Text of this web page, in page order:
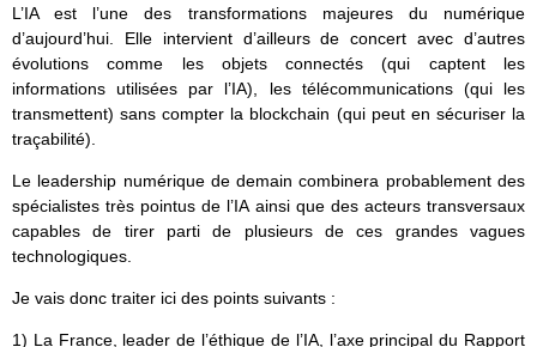
L’IA est l’une des transformations majeures du numérique
d’aujourd’hui. Elle intervient d’ailleurs de concert avec d’autres
évolutions comme les objets connectés (qui captent les
informations utilisées par l’IA), les télécommunications (qui les
transmettent) sans compter la blockchain (qui peut en sécuriser la
traçabilité).
Le leadership numérique de demain combinera probablement des
spécialistes très pointus de l’IA ainsi que des acteurs transversaux
capables de tirer parti de plusieurs de ces grandes vagues
technologiques.
Je vais donc traiter ici des points suivants :
1) La France, leader de l’éthique de l’IA, l’axe principal du Rapport